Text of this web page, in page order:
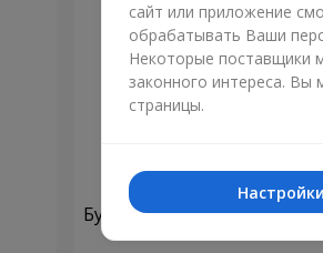
Букет "Cаvalli"
сайт или приложение
обрабатывать Ваши
Некоторые поставщики
законного интереса.
страницы.
Настройки